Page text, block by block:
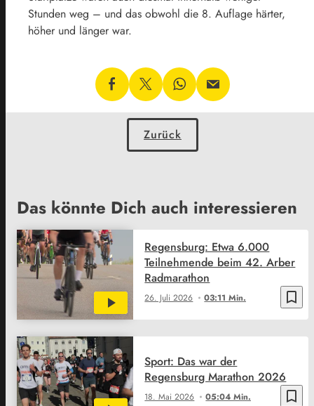
Stunden weg – und das obwohl die 8. Auflage härter,
höher und länger war.
Zurück
Das könnte Dich auch interessieren
bookmark_border
26. Juli 2026 03:11 Min.
Regensburg: Etwa 6.000
Teilnehmende beim 42. Arber
Radmarathon
bookmark_border
18. Mai 2026 05:04 Min.
Sport: Das war der
Regensburg Marathon 2026